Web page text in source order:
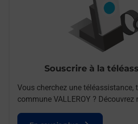
Souscrire à la
Vous cherchez une téléassistance,
commune VALLEROY ? Découvrez